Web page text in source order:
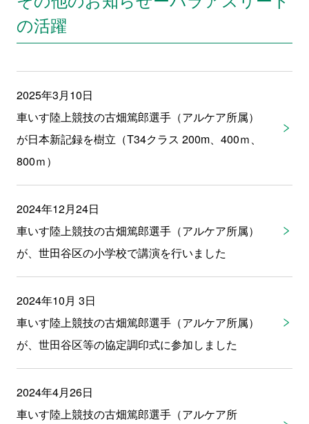
の活躍
2025年3月10日
車いす陸上競技の古畑篤郎選手（アルケア所属）
が日本新記録を樹立（T34クラス 200m、400ｍ、
800ｍ）
2024年12月24日
車いす陸上競技の古畑篤郎選手（アルケア所属）
が、世田谷区の小学校で講演を行いました
2024年10月 3日
車いす陸上競技の古畑篤郎選手（アルケア所属）
が、世田谷区等の協定調印式に参加しました
2024年4月26日
車いす陸上競技の古畑篤郎選手（アルケア所